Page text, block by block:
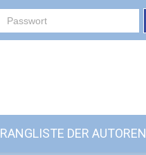
RANGLISTE DER AUTOREN